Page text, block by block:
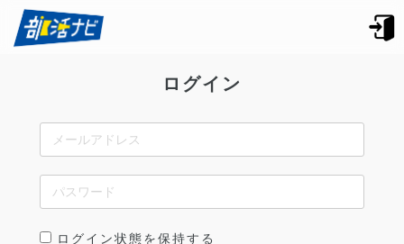
ログイン
ログイン状態を保持する